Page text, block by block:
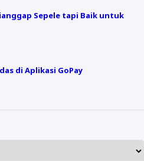
Sepele tapi Baik untuk
di Aplikasi GoPay